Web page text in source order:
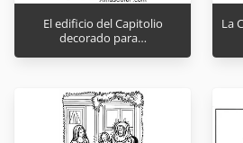
El edificio del Capitolio
decorado para…
La